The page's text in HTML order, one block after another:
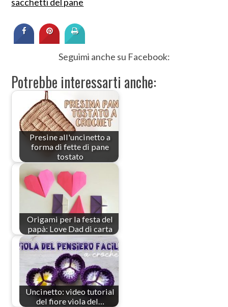
Seguimi anche su Facebook:
Potrebbe interessarti anche:
Presine all'uncinetto a
forma di fette di pane
tostato
Origami per la festa del
papà: Love Dad di carta
Uncinetto: video tutorial
del fiore viola del…